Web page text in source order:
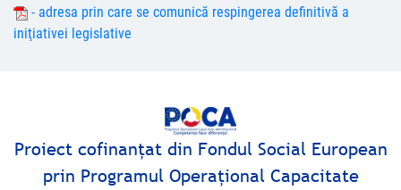
- adresa prin care se comunică respingerea definitivă a
iniţiativei legislative
Proiect cofinanţat din Fondul Social European
prin Programul Operaţional Capacitate